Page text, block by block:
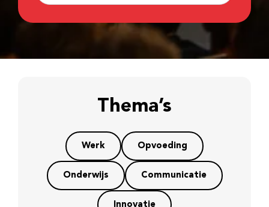
Thema’s
Werk Opvoeding
Onderwijs Communicatie
Innovatie